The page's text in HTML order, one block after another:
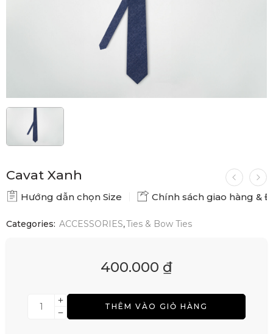
Cavat Xanh
Hướng dẫn chọn Size Chính sách giao hàng &
Categories: ACCESSORIES,Ties & Bow Ties
400.000 ₫
THÊM VÀO GIỎ HÀNG